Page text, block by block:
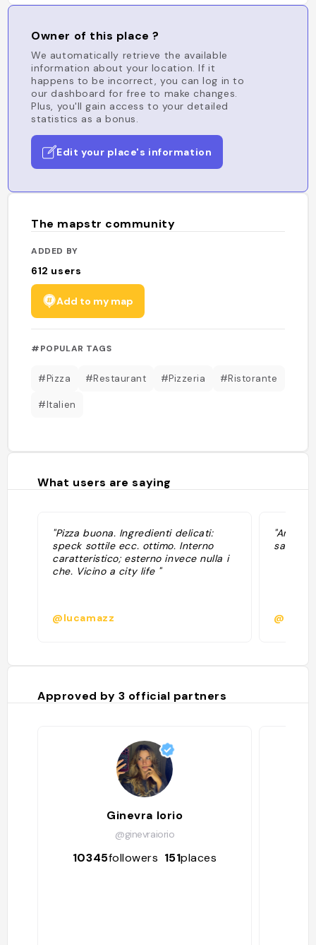
Owner of this place ?
We automatically retrieve the available
information about your location. If it
happens to be incorrect, you can log in to
our dashboard for free to make changes.
Plus, you'll gain access to your detailed
statistics as a bonus.
Edit your place's information
The mapstr community
ADDED BY
612 users
Add to my map
#POPULAR TAGS
#Pizza #Restaurant #Pizzeria #Ristorante
#Italien
What users are saying
"Pizza buona. Ingredienti delicati:
speck sottile ecc. ottimo. Interno
caratteristico; esterno invece nulla i
che. Vicino a city life "
@lucamazz
salone
@
Approved by 3 official partners
Ginevra Iorio
@ginevraiorio
10345followers 151places